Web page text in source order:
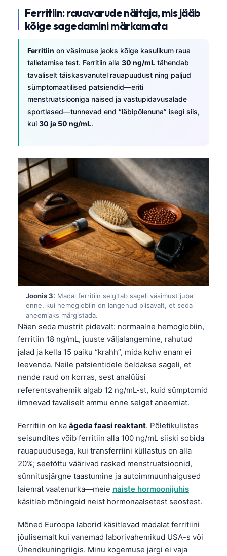
Ferritiin: rauavarude näitaja, mis jääb
kõige sagedamini märkamata
Ferritiin on väsimuse jaoks kõige kasulikum raua
talletamise test. Ferritiin alla 30 ng/mL tähendab
tavaliselt täiskasvanutel rauapuudust ning paljud
sümptomaatilised patsiendid—eriti
menstruatsiooniga naised ja vastupidavusalade
sportlased—tunnevad end “läbipõlenuna” isegi siis,
kui 30 ja 50 ng/mL.
Joonis 3: Madal ferritiin selgitab sageli väsimust juba
enne, kui hemoglobiin on langenud piisavalt, et seda
aneemiaks märgistada.
Näen seda mustrit pidevalt: normaalne hemoglobiin,
ferritiin 18 ng/mL, juuste väljalangemine, rahutud
jalad ja kella 15 paiku “krahh”, mida kohv enam ei
leevenda. Neile patsientidele öeldakse sageli, et
nende raud on korras, sest analüüsi
referentsvahemik algab 12 ng/mL-st, kuid sümptomid
ilmnevad tavaliselt ammu enne selget aneemiat.
Ferritiin on ka ägeda faasi reaktant. Põletikulistes
seisundites võib ferritiin alla 100 ng/mL siiski sobida
rauapuudusega, kui transferriini küllastus on alla
20%; seetõttu väärivad rasked menstruatsioonid,
sünnitusjärgne taastumine ja autoimmuunhaigused
laiemat vaatenurka—meie naiste hormoonijuhis
käsitleb mõningaid neist hormonaalsetest seostest.
Mõned Euroopa laborid käsitlevad madalat ferritiini
jõulisemalt kui vanemad laborivahemikud USA-s või
Ühendkuningriigis. Minu kogemuse järgi ei vaja